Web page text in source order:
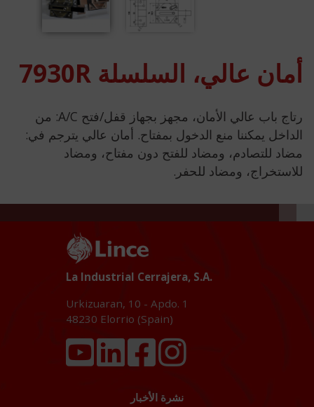
أمان عالي، السلسلة 7930R
رتاج باب عالي الأمان، مجهز بجهاز قفل/فتح A/C: من
الداخل يمكننا منع الدخول بمفتاح. أمان عالي يترجم في:
مضاد للتصادم، ومضاد للفتح دون مفتاح، ومضاد
للاستخراج، ومضاد للحفر.
La Industrial Cerrajera, S.A.
Urkizuaran, 10 - Apdo. 1
48230 Elorrio (Spain)
نشرة الأخبار